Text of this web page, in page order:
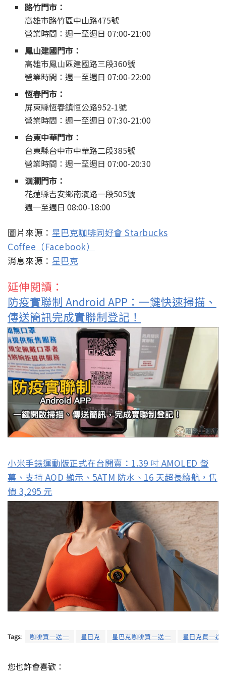
路竹門市：
高雄市路竹區中山路475號
營業時間：週一至週日 07:00-21:00
鳳山建國門市：
高雄市鳳山區建國路三段360號
營業時間：週一至週日 07:00-22:00
恆春門市：
屏東縣恆春鎮恒公路952-1號
營業時間：週一至週日 07:30-21:00
台東中華門市：
台東縣台中市中華路二段385號
營業時間：週一至週日 07:00-20:30
洄瀾門市：
花蓮縣吉安鄉南濱路一段505號
週一至週日 08:00-18:00
圖片來源： 星巴克咖啡同好會 Starbucks
Coffee（Facebook）
消息來源： 星巴克
延伸閱讀：
防疫實聯制 Android APP：一鍵快速掃描、
傳送簡訊完成實聯制登記！
小米手錶運動版正式在台開賣：1.39 吋 AMOLED 螢
幕、支持 AOD 顯示、5ATM 防水、16 天超長續航，售
價 3,295 元
Tags: 咖啡買一送一 星巴克 星巴克咖啡買一送一 星巴克買一送
您也許會喜歡：